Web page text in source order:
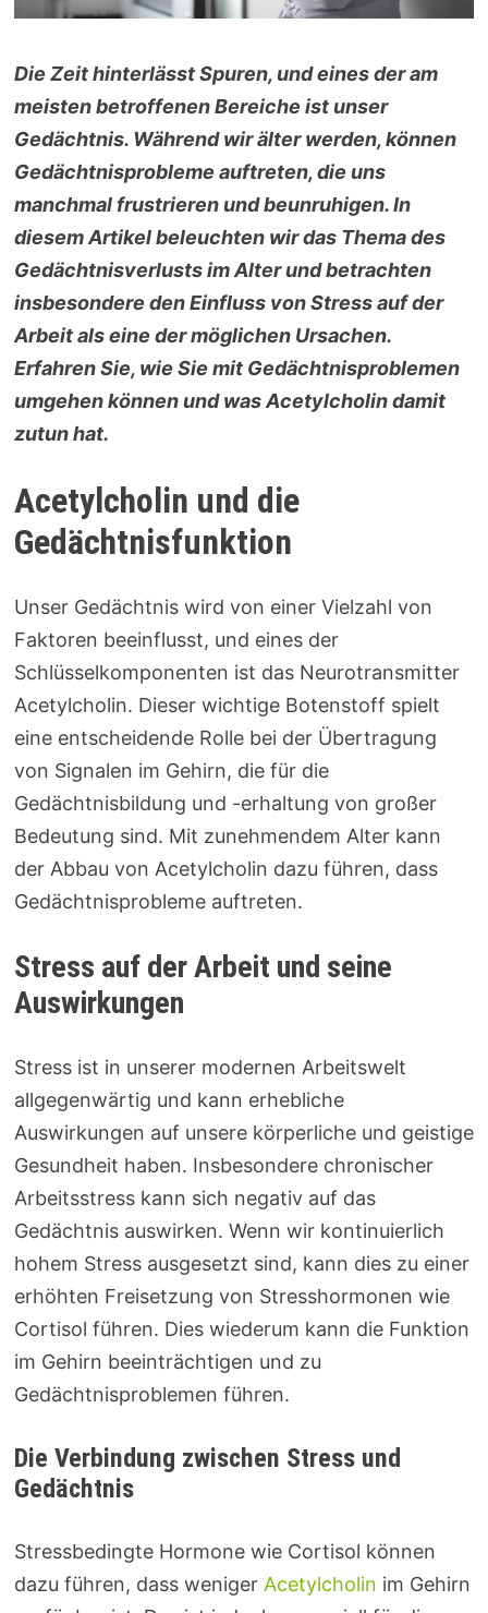
Die Zeit hinterlässt Spuren, und eines der am
meisten betroffenen Bereiche ist unser
Gedächtnis. Während wir älter werden, können
Gedächtnisprobleme auftreten, die uns
manchmal frustrieren und beunruhigen. In
diesem Artikel beleuchten wir das Thema des
Gedächtnisverlusts im Alter und betrachten
insbesondere den Einfluss von Stress auf der
Arbeit als eine der möglichen Ursachen.
Erfahren Sie, wie Sie mit Gedächtnisproblemen
umgehen können und was Acetylcholin damit
zutun hat.
Acetylcholin und die
Gedächtnisfunktion
Unser Gedächtnis wird von einer Vielzahl von
Faktoren beeinflusst, und eines der
Schlüsselkomponenten ist das Neurotransmitter
Acetylcholin. Dieser wichtige Botenstoff spielt
eine entscheidende Rolle bei der Übertragung
von Signalen im Gehirn, die für die
Gedächtnisbildung und -erhaltung von großer
Bedeutung sind. Mit zunehmendem Alter kann
der Abbau von Acetylcholin dazu führen, dass
Gedächtnisprobleme auftreten.
Stress auf der Arbeit und seine
Auswirkungen
Stress ist in unserer modernen Arbeitswelt
allgegenwärtig und kann erhebliche
Auswirkungen auf unsere körperliche und geistige
Gesundheit haben. Insbesondere chronischer
Arbeitsstress kann sich negativ auf das
Gedächtnis auswirken. Wenn wir kontinuierlich
hohem Stress ausgesetzt sind, kann dies zu einer
erhöhten Freisetzung von Stresshormonen wie
Cortisol führen. Dies wiederum kann die Funktion
im Gehirn beeinträchtigen und zu
Gedächtnisproblemen führen.
Die Verbindung zwischen Stress und
Gedächtnis
Stressbedingte Hormone wie Cortisol können
dazu führen, dass weniger Acetylcholin im Gehirn